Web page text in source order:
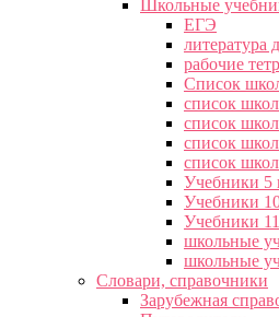
Школьные
ЕГЭ
литература
рабочие
Список
список
список
список
список
Учебники 5
Учебники
Учебники
школьные
школьные
Словари, справочники
Зарубежная